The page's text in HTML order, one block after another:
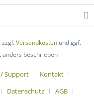
zzgl.Versandkosten und ggf.
anders beschrieben
Support
Kontakt
Datenschutz AGB